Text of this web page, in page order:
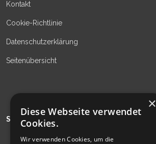
Kontakt
Cookie-Richtlinie
Datenschutzerklärung
Seitenübersicht
SIEHE AUCH
×
Diese Webseite verwendet
Cookies.
Wir verwenden Cookies, um die